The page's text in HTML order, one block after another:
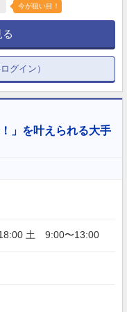
今が狙い目！
グイン）
」を叶えられる大手
土 9:00〜13:00